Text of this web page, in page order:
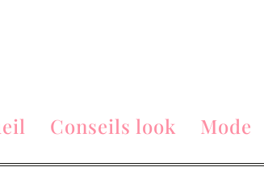
Conseils look Mode